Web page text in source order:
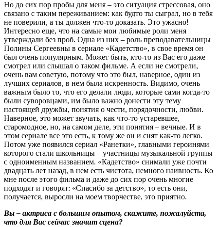
Но до сих пор пробы для меня – это ситуация стрессовая, оно
связано с таким переживанием: как будто ты сыграл, но в тебя
не поверили, а ты должен что-то доказать. Это ужасно!
Интересно еще, что на самые мои любимые роли меня
утверждали без проб. Одна из них – роль преподавательницы
Полины Сергеевны в сериале «Кадетство», в свое время он
был очень популярным. Может быть, кто-то из Вас его даже
смотрел или слышал о таком фильме. А если не смотрели,
очень вам советую, потому что это был, наверное, один из
лучших сериалов, в нем была искренность. Видимо, очень
важным было то, что его делали люди, которые сами когда-то
были суворовцами, им было важно донести эту тему
настоящей дружбы, понятия о чести, порядочности, любви.
Наверное, это может звучать, как что-то устаревшее,
старомодное, но, на самом деле, эти понятия – вечные. И в
этом сериале все это есть, к тому же он и снят как-то легко.
Потом уже появился сериал «Ранетки», главными героинями
которого стали школьницы – участницы музыкальной группы
с одноименным названием. «Кадетство» снимали уже почти
двадцать лет назад, в нем есть чистота, немного наивность. Ко
мне после этого фильма и даже до сих пор очень многие
подходят и говорят: «Спасибо за детство», то есть они,
получается, выросли на моем творчестве, это приятно.
Вы – актриса с большим опытом, скажите, пожалуйста,
что для Вас сейчас значит сцена?